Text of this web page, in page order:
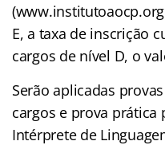
E, a taxa de inscrição
cargos de nível D, o
Serão aplicadas
cargos e prova prática
Intérprete de